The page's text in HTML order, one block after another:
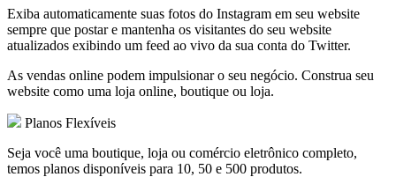
Exiba automaticamente suas fotos do Instagram em seu website
sempre que postar e mantenha os visitantes do seu website
atualizados exibindo um feed ao vivo da sua conta do Twitter.
As vendas online podem impulsionar o seu negócio. Construa seu
website como uma loja online, boutique ou loja.
Planos Flexíveis
Seja você uma boutique, loja ou comércio eletrônico completo,
temos planos disponíveis para 10, 50 e 500 produtos.